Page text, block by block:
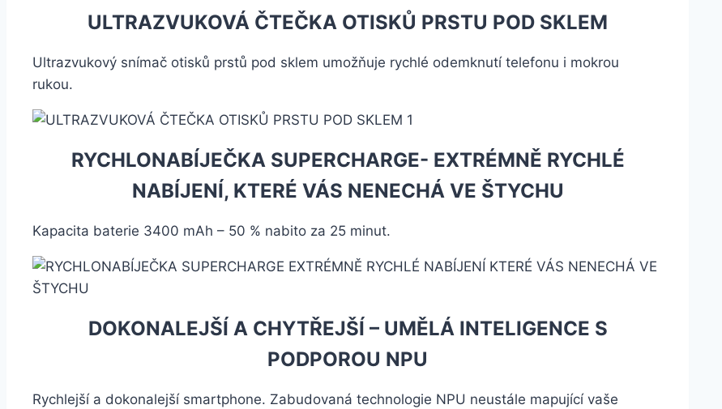
ULTRAZVUKOVÁ ČTEČKA OTISKŮ PRSTU POD SKLEM
Ultrazvukový snímač otisků prstů pod sklem umožňuje rychlé odemknutí telefonu i mokrou
rukou.
RYCHLONABÍJEČKA SUPERCHARGE- EXTRÉMNĚ RYCHLÉ
NABÍJENÍ, KTERÉ VÁS NENECHÁ VE ŠTYCHU
Kapacita baterie 3400 mAh – 50 % nabito za 25 minut.
DOKONALEJŠÍ A CHYTŘEJŠÍ – UMĚLÁ INTELIGENCE S
PODPOROU NPU
Rychlejší a dokonalejší smartphone. Zabudovaná technologie NPU neustále mapující vaše